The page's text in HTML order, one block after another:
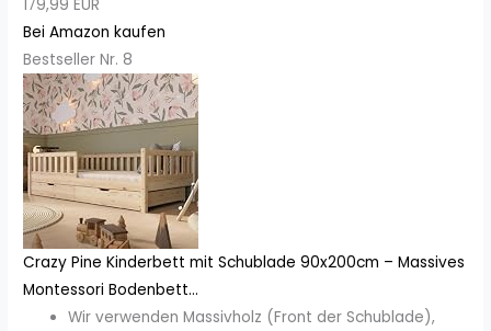
179,99 EUR
Bei Amazon kaufen
Bestseller Nr. 8
Crazy Pine Kinderbett mit Schublade 90x200cm – Massives
Montessori Bodenbett...
Wir verwenden Massivholz (Front der Schublade),